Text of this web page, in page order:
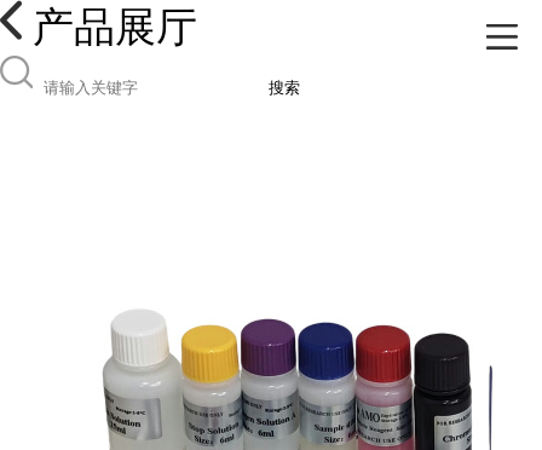
产品展厅
搜索